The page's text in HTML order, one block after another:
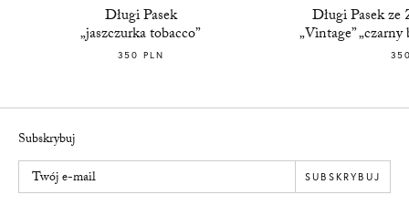
Długi Pasek
„jaszczurka tobacco”
350 PLN
Długi Pasek
„Vintage”
Subskrybuj
Twój e-mail
SUBSKRYBUJ